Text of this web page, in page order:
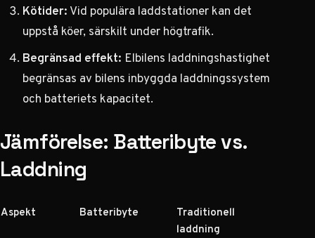
Kötider:Vid populära laddstationer kan det
uppstå köer, särskilt under högtrafik.
Begränsad effekt: Elbilens laddningshastighet
begränsas av bilens inbyggda laddningssystem
och batteriets kapacitet.
Jämförelse: Batteribyte vs.
Laddning
Aspekt Batteribyte
Traditionell
laddning